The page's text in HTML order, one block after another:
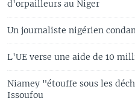
d'orpailleurs au Niger
Un journaliste nigérien
L'UE verse une aide de 10
Niamey "étouffe sous les
Issoufou